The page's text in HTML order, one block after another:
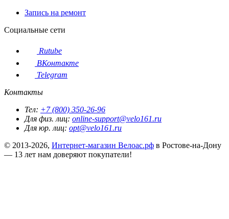
Запись на ремонт
Социальные сети
Rutube
ВКонтакте
Telegram
Контакты
Тел: +7 (800) 350-26-96
Для физ. лиц: online-support@velo161.ru
Для юр. лиц: opt@velo161.ru
© 2013-2026, Интернет-магазин Велоас.рф в Ростове-на-Дону
— 13 лет нам доверяют покупатели!